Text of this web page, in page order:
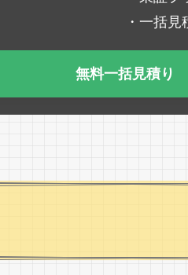
・一括
無料一括見積り